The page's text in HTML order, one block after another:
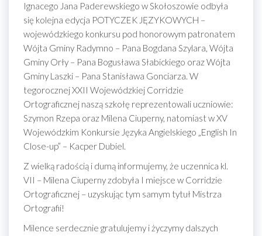
Ignacego Jana Paderewskiego w Skołoszowie odbyła
się kolejna edycja POTYCZEK JĘZYKOWYCH –
wojewódzkiego konkursu pod honorowym patronatem
Wójta Gminy Radymno – Pana Bogdana Szylara, Wójta
Gminy Orły – Pana Bogusława Słabickiego oraz Wójta
Gminy Laszki – Pana Stanisława Gonciarza. W
tegorocznej XXII Wojewódzkiej Corridzie
Ortograficznej naszą szkołę reprezentowali uczniowie:
Szymon Rzepa oraz Milena Ciuperny, natomiast w XV
Wojewódzkim Konkursie Języka Angielskiego „English In
Close-up” – Kacper Dubiel.
Z wielką radością i dumą informujemy, że uczennica kl.
VII – Milena Ciuperny zdobyła I miejsce w Corridzie
Ortograficznej – uzyskując tym samym tytuł Mistrza
Ortografii!
Milence serdecznie gratulujemy i życzymy dalszych